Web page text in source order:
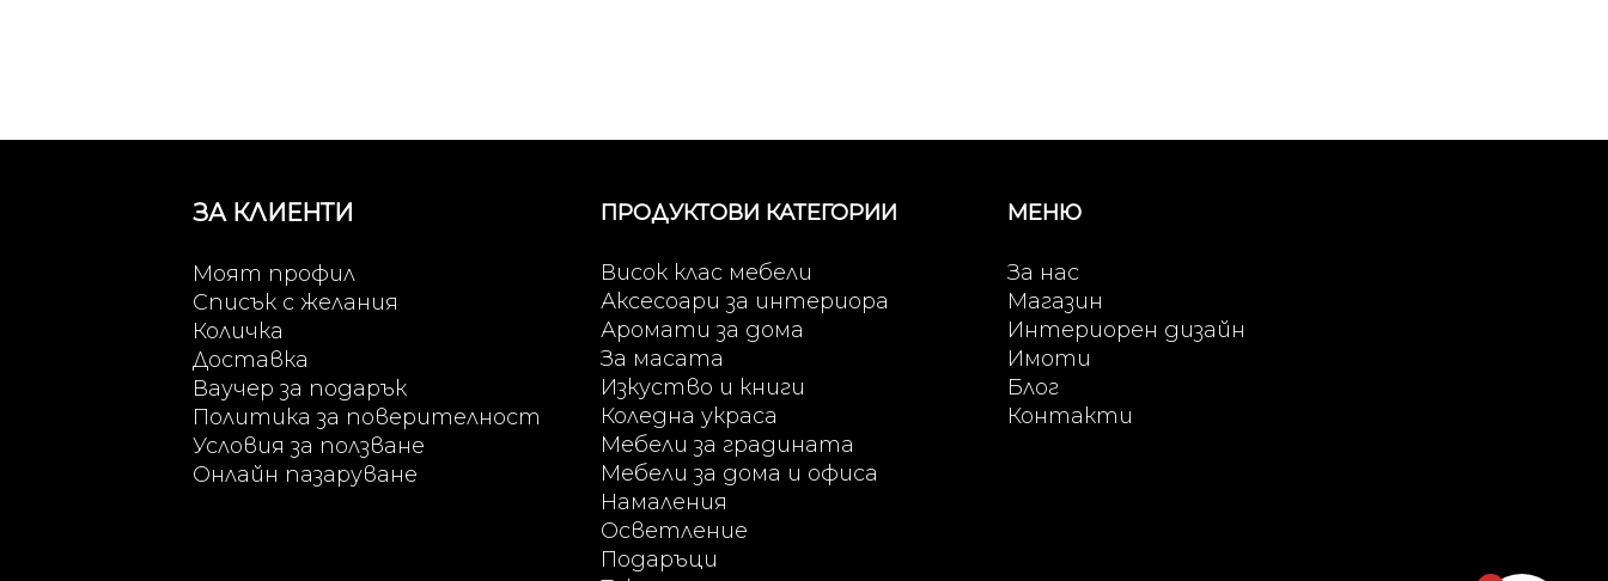
ЗА КЛИЕНТИ
Моят профил
Списък с желания
Количка
Доставка
Ваучер за подарък
Политика за поверителност
Условия за ползване
Онлайн пазаруване
ПРОДУКТОВИ КАТЕГОРИИ
Висок клас мебели
Аксесоари за интериора
Аромати за дома
За масата
Изкуство и книги
Коледна украса
Мебели за градината
Мебели за дома и офиса
Намаления
Осветление
Подаръци
МЕНЮ
За нас
Магазин
Интериорен дизайн
Имоти
Блог
Контакти